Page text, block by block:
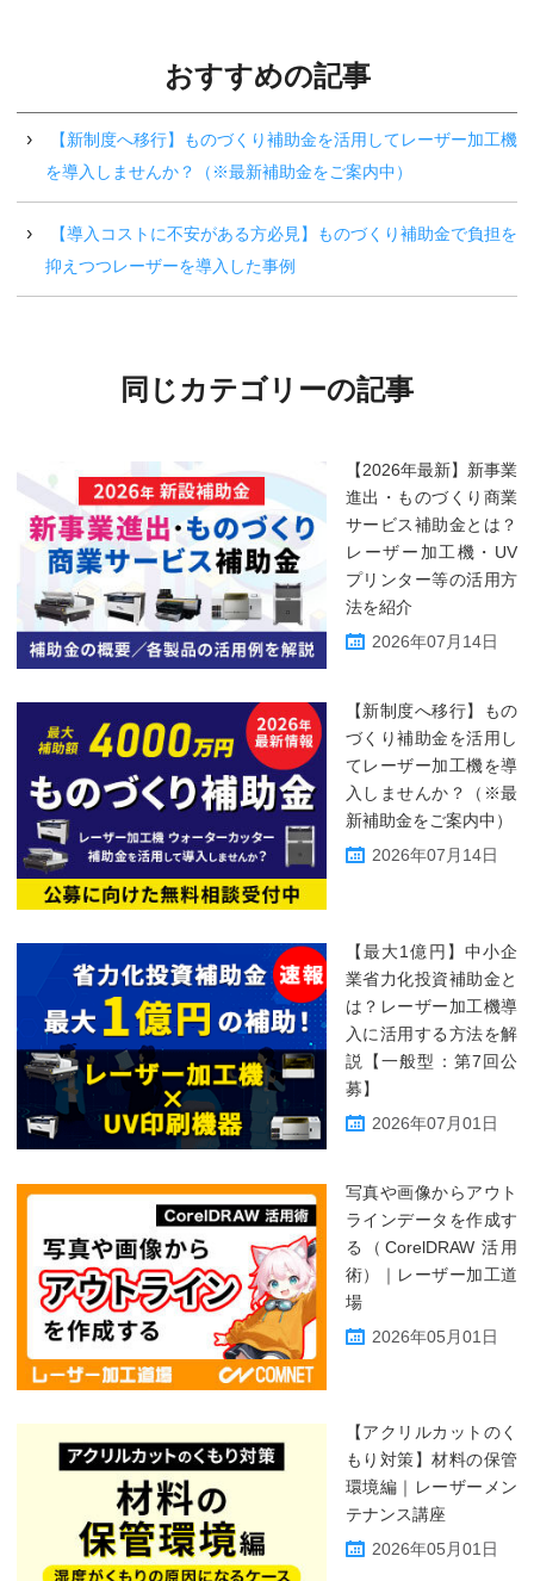
おすすめの記事
【新制度へ移行】ものづくり補助金を活用してレーザー加工機
を導入しませんか？（※最新補助金をご案内中）
【導入コストに不安がある方必見】ものづくり補助金で負担を
抑えつつレーザーを導入した事例
同じカテゴリーの記事
【2026年最新】新事業
進出・ものづくり商業
サービス補助金とは？
レーザー加工機・UV
プリンター等の活用方
法を紹介
2026年07月14日
【新制度へ移行】もの
づくり補助金を活用し
てレーザー加工機を導
入しませんか？（※最
新補助金をご案内中）
2026年07月14日
【最大1億円】中小企
業省力化投資補助金と
は？レーザー加工機導
入に活用する方法を解
説【一般型：第7回公
募】
2026年07月01日
写真や画像からアウト
ラインデータを作成す
る（CorelDRAW 活用
術）｜レーザー加工道
場
2026年05月01日
【アクリルカットのく
もり対策】材料の保管
環境編｜レーザーメン
テナンス講座
2026年05月01日